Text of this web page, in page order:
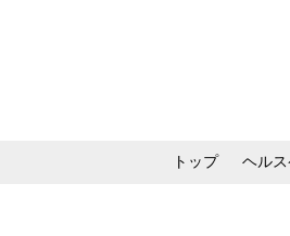
トップ ヘル